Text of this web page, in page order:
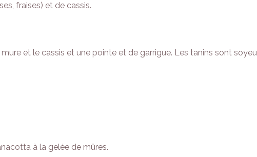
fraises) et de cassis.
et le cassis et une pointe et de garrigue. Les tanins sont
à la gelée de mûres.